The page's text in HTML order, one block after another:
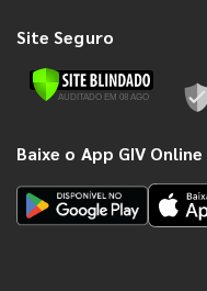
Site Seguro
Baixe o App GIV Online